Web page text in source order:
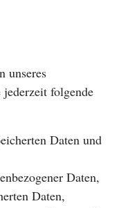
unseres
jederzeit folgende
Daten und
Daten,
Daten,